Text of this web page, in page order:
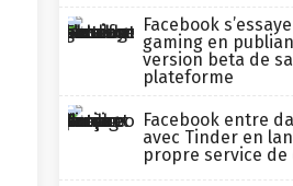
Facebook
gaming en
version beta de sa
plateforme
Facebook entre
avec Tinder en
propre service